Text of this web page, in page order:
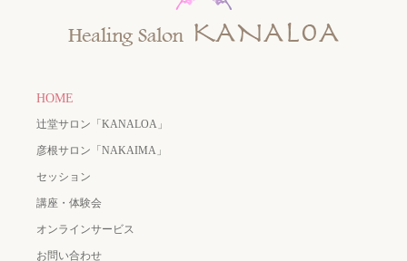
HOME
辻堂サロン「KANALOA」
彦根サロン「NAKAIMA」
セッション
講座・体験会
オンラインサービス
お問い合わせ